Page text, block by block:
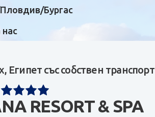
Бургас
нас
със собствен транспорт
RESORT & SPA